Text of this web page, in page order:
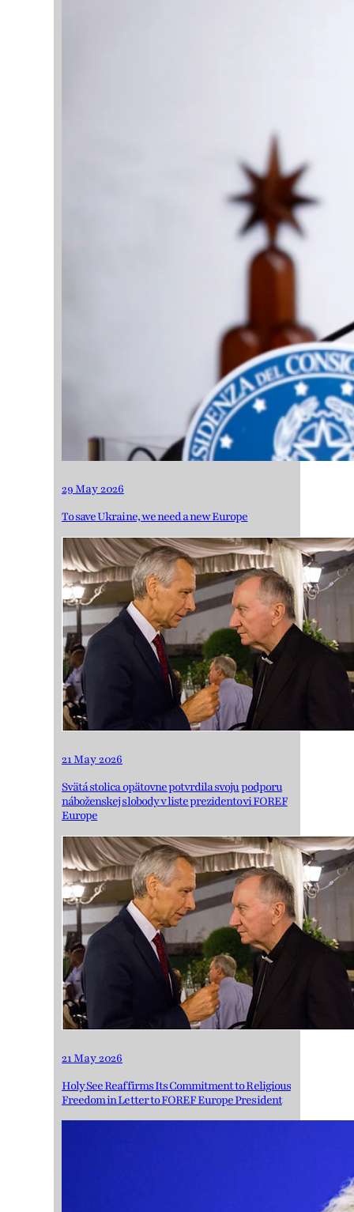
29 May 2026
To save Ukraine, we need a new Europe
21 May 2026
Svätá stolica opätovne potvrdila svoju podporu
náboženskej slobody v liste prezidentovi FOREF
Europe
21 May 2026
Holy See Reaffirms Its Commitment to Religious
Freedom in Letter to FOREF Europe President